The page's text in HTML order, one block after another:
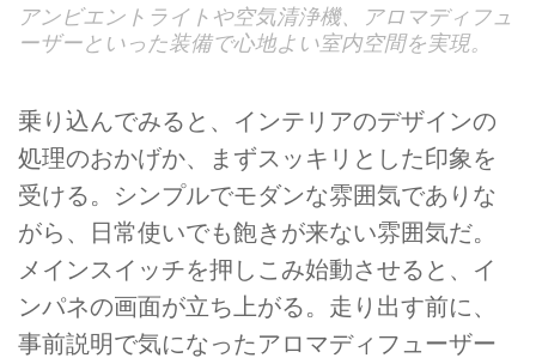
アンビエントライトや空気清浄機、アロマディフュ
ーザーといった装備で心地よい室内空間を実現。
乗り込んでみると、インテリアのデザインの
処理のおかげか、まずスッキリとした印象を
受ける。シンプルでモダンな雰囲気でありな
がら、日常使いでも飽きが来ない雰囲気だ。
メインスイッチを押しこみ始動させると、イ
ンパネの画面が立ち上がる。走り出す前に、
事前説明で気になったアロマディフューザー